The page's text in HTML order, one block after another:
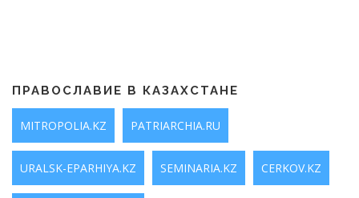
ПРАВОСЛАВИЕ В КАЗАХСТАНЕ
MITROPOLIA.KZ PATRIARCHIA.RU
URALSK-EPARHIYA.KZ SEMINARIA.KZ CERKOV.KZ